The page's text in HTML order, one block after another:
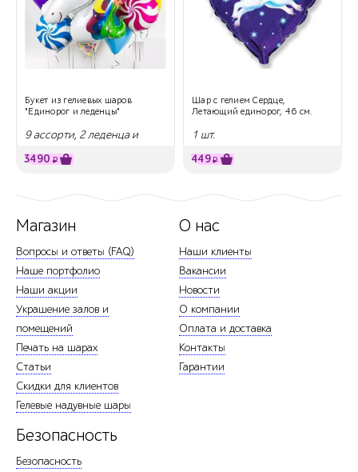
Букет из гелиевых шаров
"Единорог и леденцы"
9 ассорти, 2 леденца и
3490 ₽
Шар с гелием Сердце,
Летающий единорог, 46 см.
1 шт.
449₽
Магазин
Вопросы и ответы (FAQ)
Наше портфолио
Наши акции
Украшение залов и
помещений
Печать на шарах
Статьи
Скидки для клиентов
Гелевые надувные шары
О нас
Наши клиенты
Вакансии
Новости
О компании
Оплата и доставка
Контакты
Гарантии
Безопасность
Безопасность